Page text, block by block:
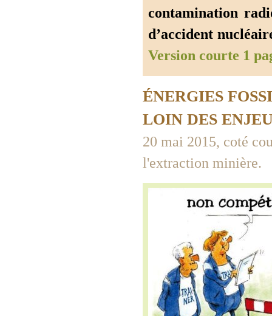
contamination
d’accident
Version courte 1
ÉNERGIES
LOIN DES
20 mai 2015, coté
l'extraction minière.